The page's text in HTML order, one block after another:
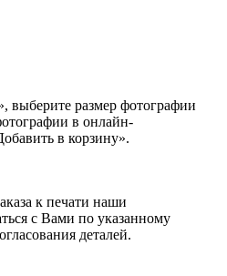
выберите размер фотографии
в онлайн-
в корзину».
к печати наши
с Вами по указанному
деталей.